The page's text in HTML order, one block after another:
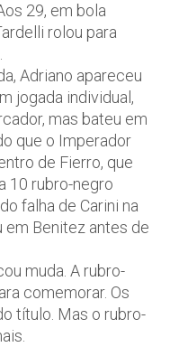
29, em bola
rolou para
Adriano apareceu
jogada individual,
mas bateu em
que o Imperador
de Fierro, que
10 rubro-negro
falha de Carini na
em Benitez antes de
muda. A rubro-
comemorar. Os
título. Mas o rubro-